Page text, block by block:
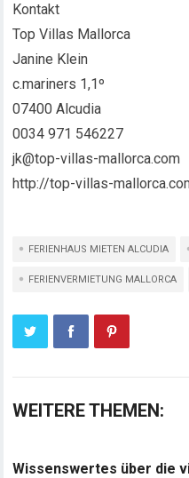
Kontakt
Top Villas Mallorca
Janine Klein
c.mariners 1,1º
07400 Alcudia
0034 971 546227
jk@top-villas-mallorca.com
http://top-villas-
FERIENHAUS MIETEN ALCUDIA
FERIENVERMIETUNG MALLORCA
WEITERE THEMEN:
Wissenswertes über die